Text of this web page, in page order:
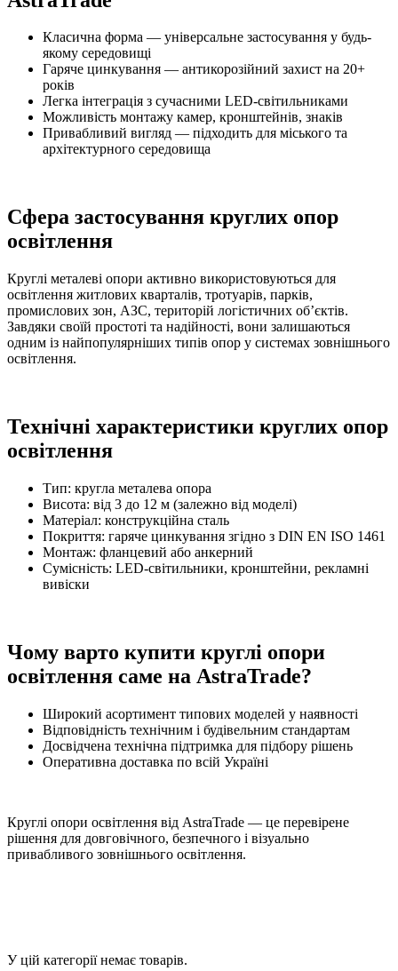
Класична форма — універсальне застосування у будь-
якому середовищі
Гаряче цинкування — антикорозійний захист на 20+
років
Легка інтеграція з сучасними LED-світильниками
Можливість монтажу камер, кронштейнів, знаків
Привабливий вигляд — підходить для міського та
архітектурного середовища
Сфера застосування круглих опор
освітлення
Круглі металеві опори активно використовуються для
освітлення житлових кварталів, тротуарів, парків,
промислових зон, АЗС, територій логістичних об’єктів.
Завдяки своїй простоті та надійності, вони залишаються
одним із найпопулярніших типів опор у системах зовнішнього
освітлення.
Технічні характеристики круглих опор
освітлення
Тип: кругла металева опора
Висота: від 3 до 12 м (залежно від моделі)
Матеріал: конструкційна сталь
Покриття: гаряче цинкування згідно з DIN EN ISO 1461
Монтаж: фланцевий або анкерний
Сумісність: LED-світильники, кронштейни, рекламні
вивіски
Чому варто купити круглі опори
освітлення саме на AstraTrade?
Широкий асортимент типових моделей у наявності
Відповідність технічним і будівельним стандартам
Досвідчена технічна підтримка для підбору рішень
Оперативна доставка по всій Україні
Круглі опори освітлення від AstraTrade — це перевірене
рішення для довговічного, безпечного і візуально
привабливого зовнішнього освітлення.
У цій категорії немає товарів.